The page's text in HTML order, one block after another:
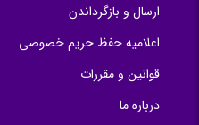
ارسال و بازگرداندن
اعلامیه حفظ حریم خصوصی
قوانین و مقررات
درباره ما